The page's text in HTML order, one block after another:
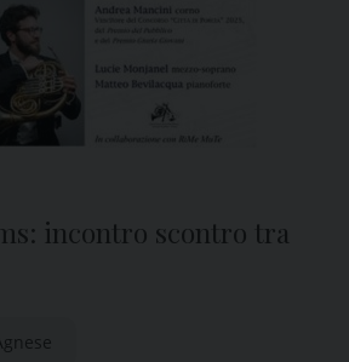
incontro scontro tra